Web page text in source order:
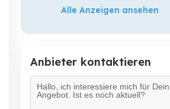
Alle Anzeigen ansehen
Anbieter kontaktieren